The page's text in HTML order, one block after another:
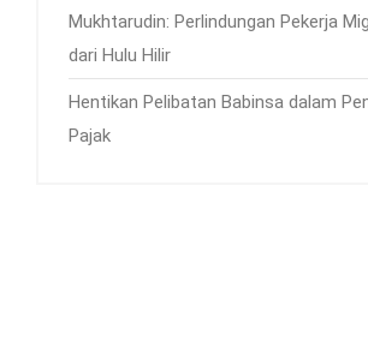
Mukhtarudin: Perlindungan Pekerja
dari Hulu Hilir
Hentikan Pelibatan Babinsa dalam
Pajak